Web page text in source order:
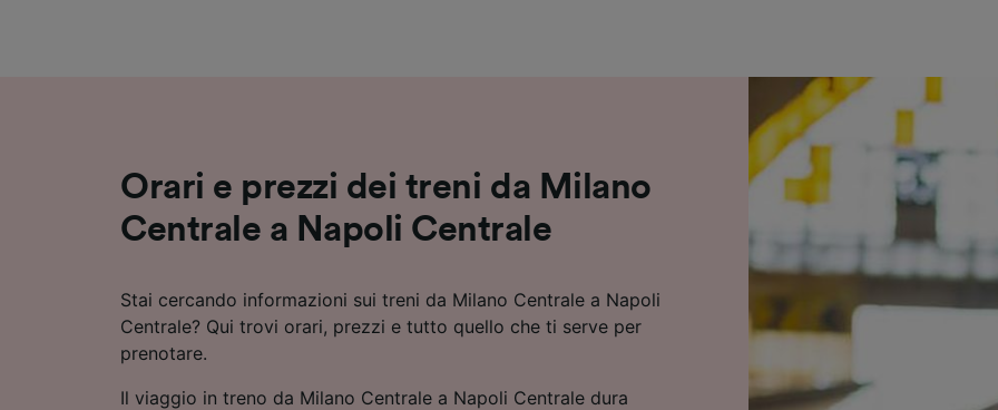
Orari e prezzi dei treni da Milano
Centrale a Napoli Centrale
Stai cercando informazioni sui treni da Milano Centrale a Napoli
Centrale? Qui trovi orari, prezzi e tutto quello che ti serve per
prenotare.
Il viaggio in treno da Milano Centrale a Napoli Centrale dura